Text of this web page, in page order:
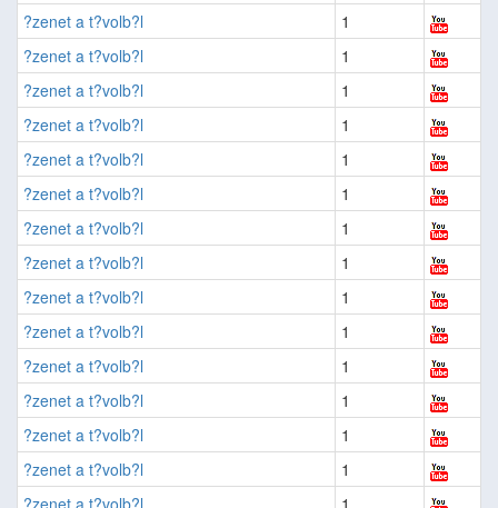
?zenet a t?volb?l
1
?zenet a t?volb?l
1
?zenet a t?volb?l
1
?zenet a t?volb?l
1
?zenet a t?volb?l
1
?zenet a t?volb?l
1
?zenet a t?volb?l
1
?zenet a t?volb?l
1
?zenet a t?volb?l
1
?zenet a t?volb?l
1
?zenet a t?volb?l
1
?zenet a t?volb?l
1
?zenet a t?volb?l
1
?zenet a t?volb?l
1